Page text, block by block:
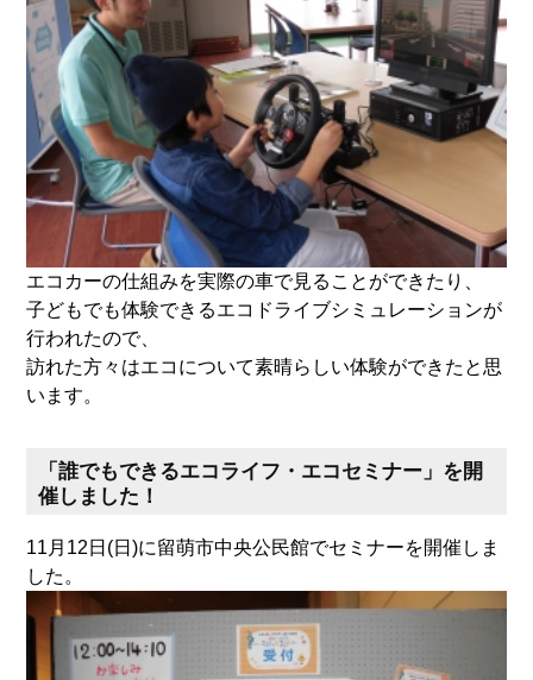
エコカーの仕組みを実際の車で見ることができたり、
子どもでも体験できるエコドライブシミュレーションが
行われたので、
訪れた方々はエコについて素晴らしい体験ができたと思
います。
「誰でもできるエコライフ・エコセミナー」を開
催しました！
11月12日(日)に留萌市中央公民館でセミナーを開催しま
した。